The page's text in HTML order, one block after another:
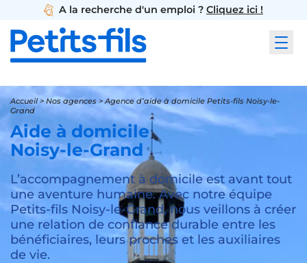
A la recherche d'un emploi ? Cliquez ici !
Accueil> Nos agences >Agence d’aide à domicile Petits-fils Noisy-le-
Grand
Aide à domicile
Noisy-le-Grand
L’accompagnement à domicile est avant tout
une aventure humaine. Avec notre équipe
Petits-fils Noisy-le-Grand, nous veillons à créer
une relation de confiance durable entre les
bénéficiaires, leurs proches et les auxiliaires
de vie.